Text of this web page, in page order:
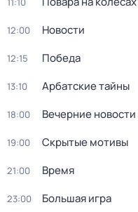
12:00 Новости
12:15 Победа
13:10 Арбатские тайны
18:00 Вечерние новости
19:00 Скрытые мотивы
21:00 Время
23:00 Большая игра